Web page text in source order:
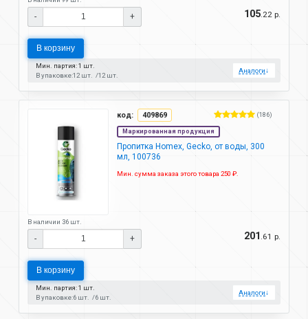
- + 105 .22 р.
В корзину
Мин. партия: 1 шт.
В упаковке:12 шт. 12 шт.
Аналоги↓
код: 409869 (186)
Маркированная продукция
Пропитка Homex, Gecko, от воды, 300
мл, 100736
Мин. сумма заказа этого товара 250 ₽.
В наличии 36 шт.
- + 201 .61 р.
В корзину
Мин. партия: 1 шт.
В упаковке:6 шт. 6 шт.
Аналоги↓